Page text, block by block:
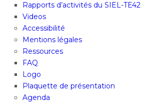
Rapports d’activités du SIEL-TE42
Videos
Accessibilité
Mentions légales
Ressources
FAQ
Logo
Plaquette de présentation
Agenda